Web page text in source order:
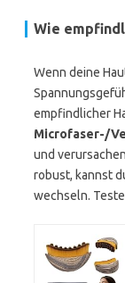
Wie
Wenn deine
empfindlicher
Microfaser-/
und
robust, kannst
wechseln.